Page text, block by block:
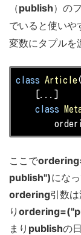
（publish）の
でいると使いや
変数にタプルを
class Article
class
ここで
publish")にな
ordering引数
り
まり publishの